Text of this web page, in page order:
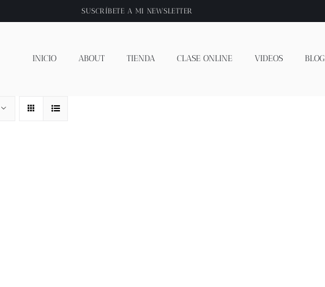
SUSCRÍBETE A MI NEWSLETTER
INICIO ABOUT TIENDA CLASE ONLINE VIDEOS BLOG